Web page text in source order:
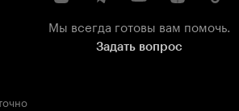
Мы всегда готовы вам помочь.
Задать вопрос